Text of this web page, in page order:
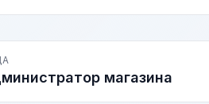
магазина